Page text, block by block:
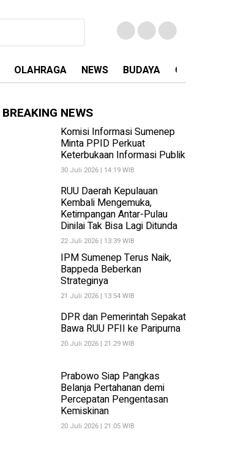
OLAHRAGA NEWS BUDAYA OPINI
BREAKING NEWS
Komisi Informasi Sumenep
Minta PPID Perkuat
Keterbukaan Informasi Publik
30 Juli 2026 | 14:19 WIB
RUU Daerah Kepulauan
Kembali Mengemuka,
Ketimpangan Antar-Pulau
Dinilai Tak Bisa Lagi Ditunda
22 Juli 2026 | 13:39 WIB
IPM Sumenep Terus Naik,
Bappeda Beberkan
Strateginya
21 Juli 2026 | 13:54 WIB
DPR dan Pemerintah Sepakat
Bawa RUU PFII ke Paripurna
20 Juli 2026 | 21:29 WIB
Prabowo Siap Pangkas
Belanja Pertahanan demi
Percepatan Pengentasan
Kemiskinan
20 Juli 2026 | 21:05 WIB